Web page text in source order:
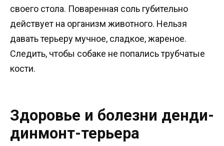
своего стола. Поваренная соль губительно
действует на организм животного. Нельзя
давать терьеру мучное, сладкое, жареное.
Следить, чтобы собаке не попались трубчатые
кости.
Здоровье и болезни денди-
динмонт-терьера